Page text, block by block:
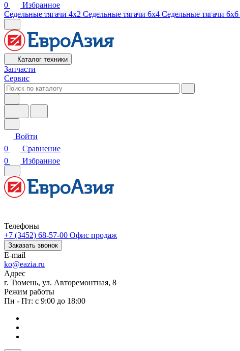
0
Избранное
Седельные тягачи 4х2 Седельные тягачи 6х4 Седельные тягачи 6х6
Каталог техники
Запчасти
Сервис
Войти
0
Сравнение
0
Избранное
Телефоны
+7 (3452) 68-57-00 Офис продаж
Заказать звонок
E-mail
ko@eazia.ru
Адрес
г. Тюмень, ул. Авторемонтная, 8
Режим работы
Пн - Пт: с 9:00 до 18:00